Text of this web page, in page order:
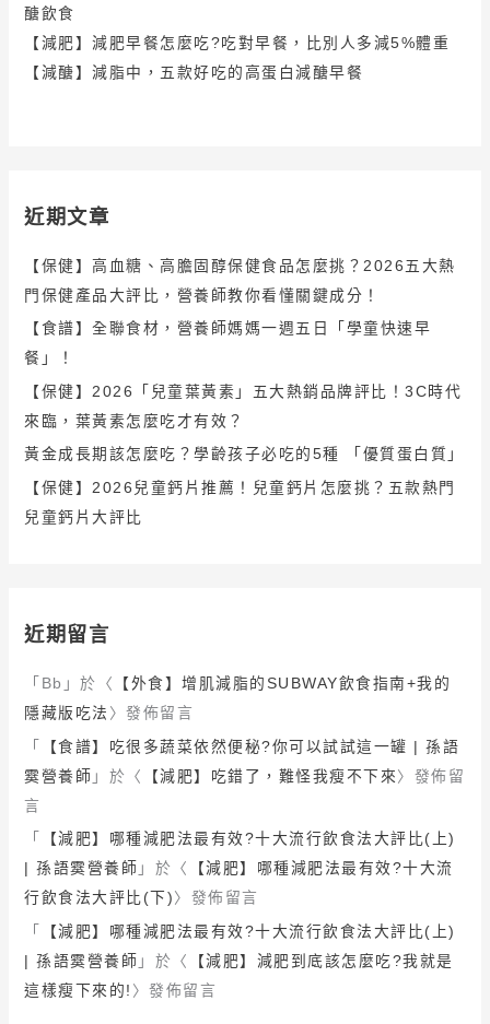
醣飲食
【減肥】減肥早餐怎麼吃?吃對早餐，比別人多減5%體重
【減醣】減脂中，五款好吃的高蛋白減醣早餐
近期文章
【保健】高血糖、高膽固醇保健食品怎麼挑？2026五大熱
門保健產品大評比，營養師教你看懂關鍵成分！
【食譜】全聯食材，營養師媽媽一週五日「學童快速早
餐」！
【保健】2026「兒童葉黃素」五大熱銷品牌評比！3C時代
來臨，葉黃素怎麼吃才有效？
黃金成長期該怎麼吃？學齡孩子必吃的5種 「優質蛋白質」
【保健】2026兒童鈣片推薦！兒童鈣片怎麼挑？五款熱門
兒童鈣片大評比
近期留言
「 Bb 」於〈
【外食】增肌減脂的SUBWAY飲食指南+我的
隱藏版吃法 〉發佈留言
「
【食譜】吃很多蔬菜依然便秘?你可以試試這一罐 | 孫語
霙營養師 」於〈 【減肥】吃錯了，難怪我瘦不下來〉發佈留
言
「
【減肥】哪種減肥法最有效?十大流行飲食法大評比(上)
| 孫語霙營養師 」於〈
【減肥】哪種減肥法最有效?十大流
行飲食法大評比(下)〉發佈留言
「
【減肥】哪種減肥法最有效?十大流行飲食法大評比(上)
| 孫語霙營養師 」於〈
【減肥】減肥到底該怎麼吃?我就是
這樣瘦下來的! 〉發佈留言